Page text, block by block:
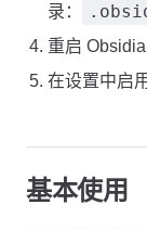
录：
重启
在设置中启
基本使用